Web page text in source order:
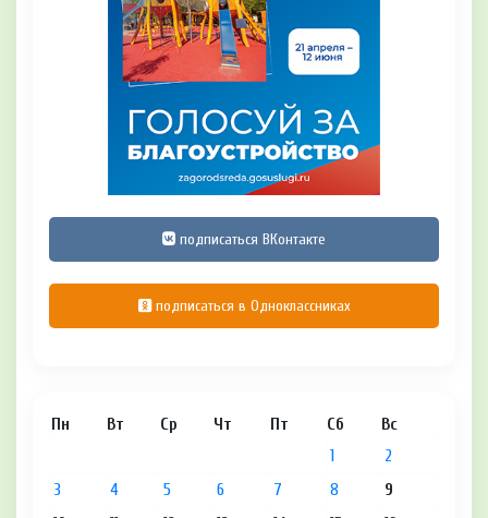
подписаться ВКонтакте
подписаться в Одноклассниках
Пн Вт Ср Чт Пт Сб Вс
1
2
3
4 5 6 7 8
9